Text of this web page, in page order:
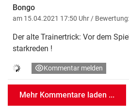
Bongo
am 15.04.2021 17:50 Uhr / Bewertung:
Der alte Trainertrick: Vor dem
starkreden !
Kommentar melden
Mehr Kommentare laden ...